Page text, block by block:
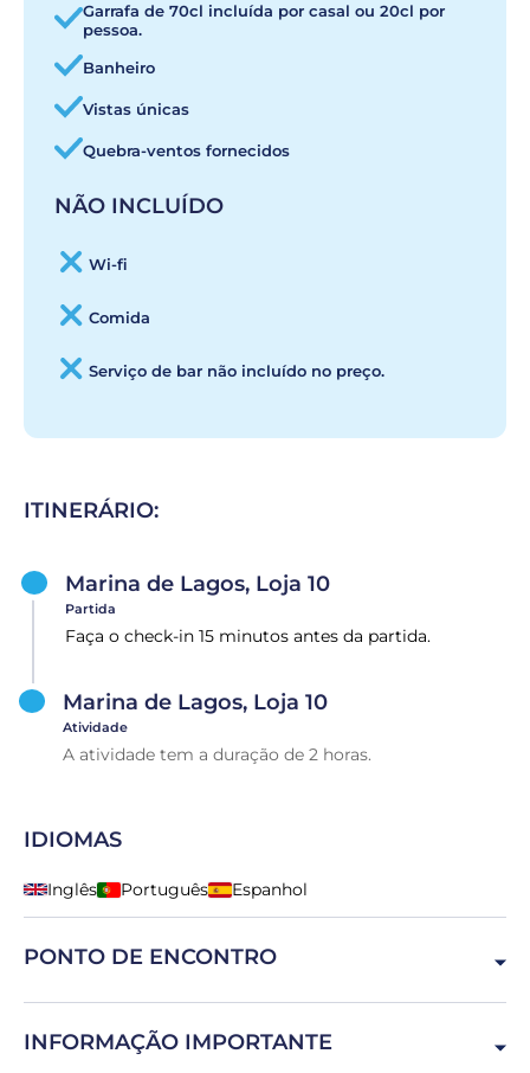
Garrafa de 70cl incluída por casal ou 20cl por
pessoa.
Banheiro
Vistas únicas
Quebra-ventos fornecidos
NÃO INCLUÍDO
Wi-fi
Comida
Serviço de bar não incluído no preço.
ITINERÁRIO:
Marina de Lagos, Loja 10
Partida
Faça o check-in 15 minutos antes da partida.
Marina de Lagos, Loja 10
Atividade
A atividade tem a duração de 2 horas.
IDIOMAS
Inglês Português Espanhol
PONTO DE ENCONTRO
Marina de Lagos 10, 8600-315 Lagos, Portugal
INFORMAÇÃO IMPORTANTE